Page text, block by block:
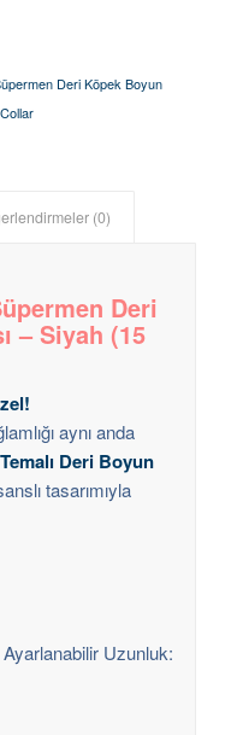
Deri Köpek Boyun
Collar
(0)
Deri
– Siyah (15
aynı anda
Deri Boyun
tasarımıyla
Uzunluk: